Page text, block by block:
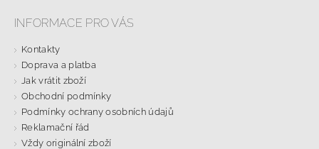
INFORMACE PRO VÁS
Kontakty
Doprava a platba
Jak vrátit zboží
Obchodní podmínky
Podmínky ochrany osobních údajů
Reklamační řád
Vždy originální zboží